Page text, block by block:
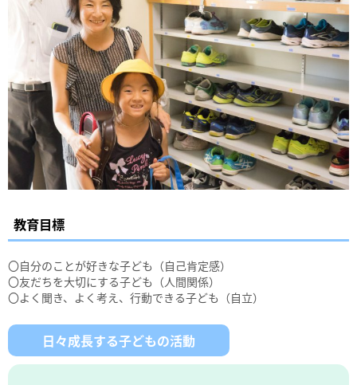
教育目標
〇自分のことが好きな子ども（自己肯定感）
〇友だちを大切にする子ども（人間関係）
〇よく聞き、よく考え、行動できる子ども（自立）
日々成長する子どもの活動